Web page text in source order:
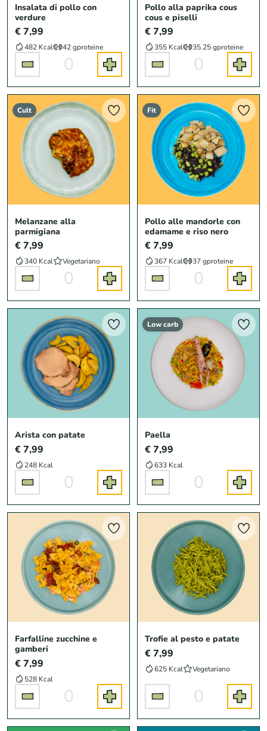
Insalata di pollo con
verdure
€ 7,99
482 Kcal 42 gproteine
0
Pollo alla paprika cous
cous e piselli
€ 7,99
355 Kcal 35.25 gproteine
0
Cult
Melanzane alla
parmigiana
€ 7,99
340 Kcal Vegetariano
0
Fit
Pollo alle mandorle con
edamame e riso nero
€ 7,99
367 Kcal 37 gproteine
0
Arista con patate
€ 7,99
248 Kcal
0
Low carb
Paella
€ 7,99
633 Kcal
0
Farfalline zucchine e
gamberi
€ 7,99
528 Kcal
0
Trofie al pesto e patate
€ 7,99
625 Kcal Vegetariano
0